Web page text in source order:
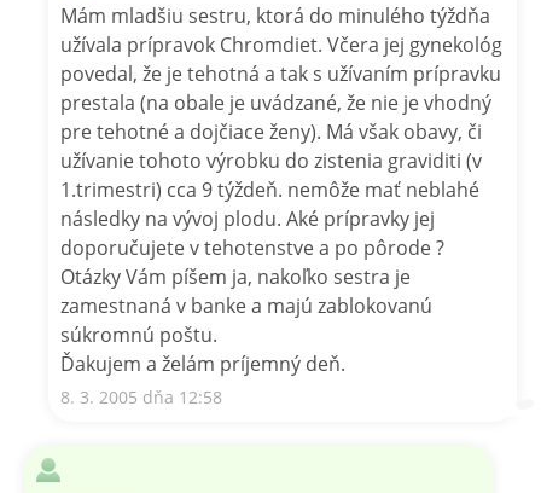
Mám mladšiu sestru, ktorá do minulého týždňa
užívala prípravok Chromdiet. Včera jej gynekológ
povedal, že je tehotná a tak s užívaním prípravku
prestala (na obale je uvádzané, že nie je vhodný
pre tehotné a dojčiace ženy). Má však obavy, či
užívanie tohoto výrobku do zistenia graviditi (v
1.trimestri) cca 9 týždeň. nemôže mať neblahé
následky na vývoj plodu. Aké prípravky jej
doporučujete v tehotenstve a po pôrode ?
Otázky Vám píšem ja, nakoľko sestra je
zamestnaná v banke a majú zablokovanú
súkromnú poštu.
Ďakujem a želám príjemný deň.
8. 3. 2005 dňa 12:58